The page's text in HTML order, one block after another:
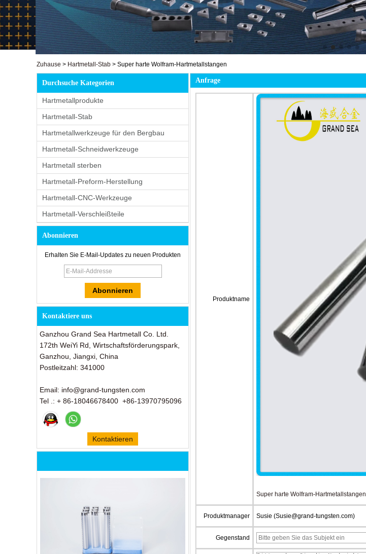
Zuhause > Hartmetall-Stab > Super harte Wolfram-Hartmetallstangen
Durchsuche Kategorien
Hartmetallprodukte
Hartmetall-Stab
Hartmetallwerkzeuge für den Bergbau
Hartmetall-Schneidwerkzeuge
Hartmetall sterben
Hartmetall-Preform-Herstellung
Hartmetall-CNC-Werkzeuge
Hartmetall-Verschleißteile
Abonnieren
Erhalten Sie E-Mail-Updates zu neuen Produkten
Kontaktiere uns
Ganzhou Grand Sea Hartmetall Co. Ltd.
172th WeiYi Rd, Wirtschaftsförderungspark,
Ganzhou, Jiangxi, China
Postleitzahl: 341000
Email: info@grand-tungsten.com
Tel .: + 86-18046678400 +86-13970795096
Kontaktieren
Sie mich jetzt
Anfrage
Produktname
Super harte Wolfram-Hartmetallstangen
Produktmanager Susie (Susie@grand-tungsten.com)
Gegenstand